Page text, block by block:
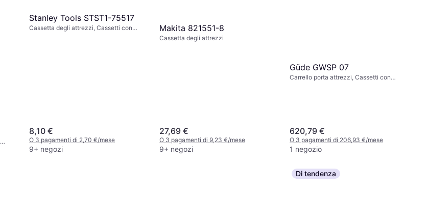
Stanley Tools STST1-75517
Cassetta degli attrezzi, Cassetti con
8,10 €
O 3 pagamenti di 2,70 €/mese
9+ negozi
Makita ‎821551-8
Cassetta degli attrezzi
27,69 €
O 3 pagamenti di 9,23 €/mese
9+ negozi
Güde GWSP 07
Carrello porta attrezzi, Cassetti con
620,79 €
O 3 pagamenti di 206,93 €/mese
1 negozio
Di tendenza